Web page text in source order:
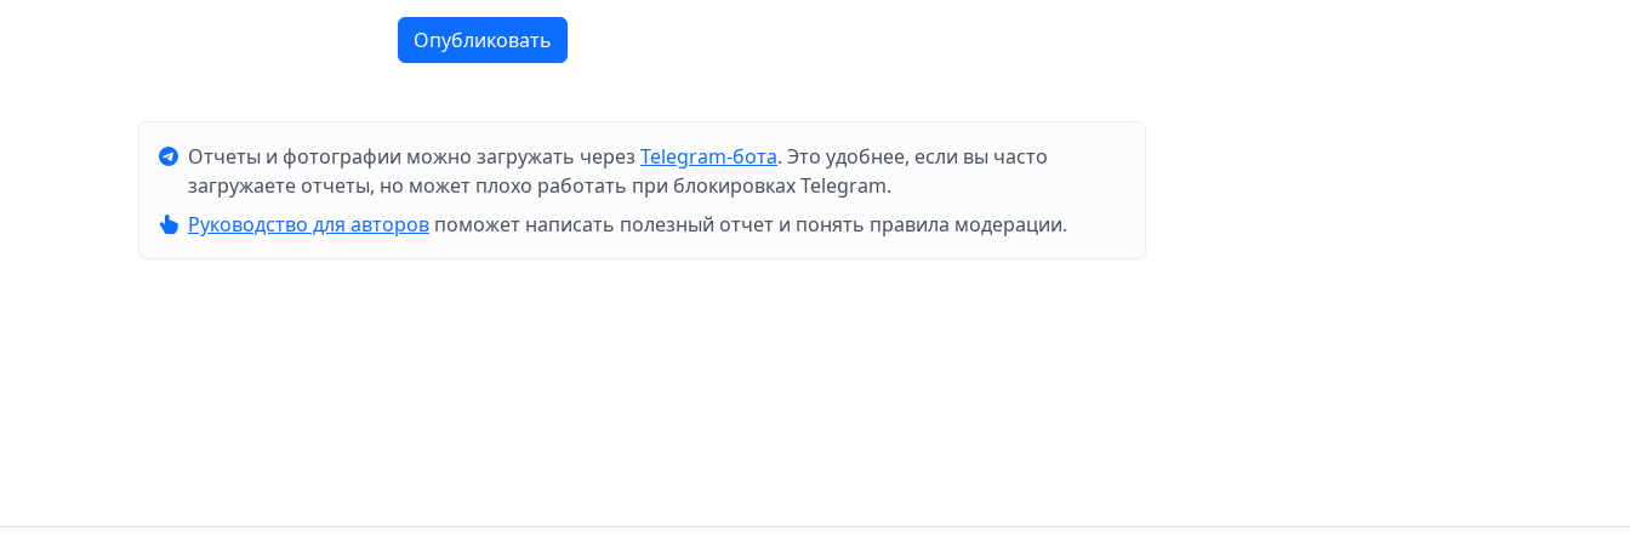
Опубликовать
Отчеты и фотографии можно загружать через Telegram-бота. Это удобнее, если вы часто
загружаете отчеты, но может плохо работать при блокировках Telegram.
Руководство для авторов поможет написать полезный отчет и понять правила модерации.